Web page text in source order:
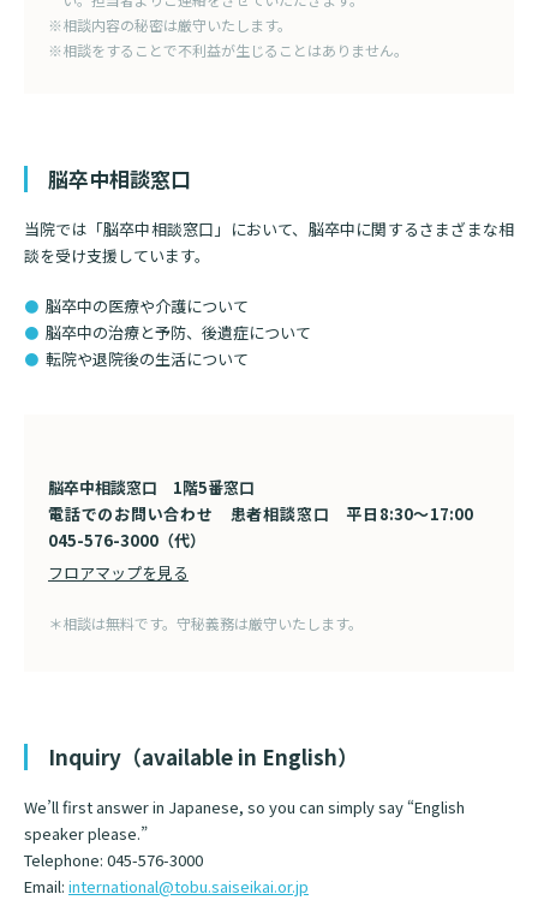
※相談内容の秘密は厳守いたします。
※相談をすることで不利益が生じることはありません。
脳卒中相談窓口
当院では「脳卒中相談窓口」において、脳卒中に関するさまざまな相
談を受け支援しています。
脳卒中の医療や介護について
脳卒中の治療と予防、後遺症について
転院や退院後の生活について
脳卒中相談窓口 1階5番窓口
電話でのお問い合わせ 患者相談窓口 平日8:30～17:00
045-576-3000（代）
フロアマップを見る
＊相談は無料です。守秘義務は厳守いたします。
Inquiry（available in English）
We’ll first answer in Japanese, so you can simply say “English
speaker please.”
Telephone: 045-576-3000
Email: international@tobu.saiseikai.or.jp